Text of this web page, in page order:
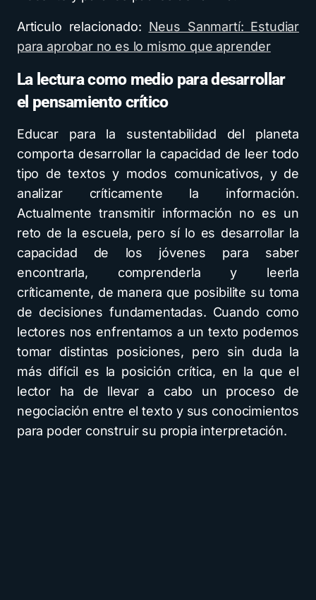
Articulo relacionado: Neus Sanmartí: Estudiar
para aprobar no es lo mismo que aprender
La lectura como medio para desarrollar
el pensamiento crítico
Educar para la sustentabilidad del planeta
comporta desarrollar la capacidad de leer todo
tipo de textos y modos comunicativos, y de
analizar críticamente la información.
Actualmente transmitir información no es un
reto de la escuela, pero sí lo es desarrollar la
capacidad de los jóvenes para saber
encontrarla, comprenderla y leerla
críticamente, de manera que posibilite su toma
de decisiones fundamentadas. Cuando como
lectores nos enfrentamos a un texto podemos
tomar distintas posiciones, pero sin duda la
más difícil es la posición crítica, en la que el
lector ha de llevar a cabo un proceso de
negociación entre el texto y sus conocimientos
para poder construir su propia interpretación.